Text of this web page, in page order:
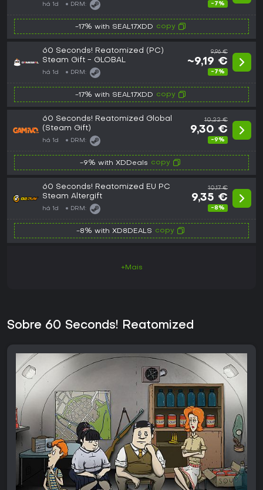
há 1d DRM: -7%
-17% with SEAL17XDD copy
60 Seconds! Reatomized (PC)
Steam Gift - GLOBAL
há 1d DRM:
9,96 €
~9,19 €
-7%
-17% with SEAL17XDD copy
60 Seconds! Reatomized Global
(Steam Gift)
há 1d DRM:
10,22 €
9,30 €
-9%
-9% with XDDeals copy
60 Seconds! Reatomized EU PC
Steam Altergift
há 1d DRM:
10,17 €
9,35 €
-8%
-8% with XD8DEALS copy
+Mais
Sobre 60 Seconds! Reatomized